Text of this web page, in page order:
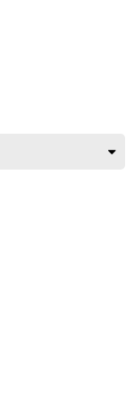
Ô Tô
các bạn sẽ thấy
này như sau: